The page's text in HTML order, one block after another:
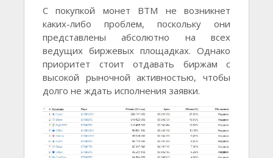
С покупкой монет BTM не возникнет
каких-либо проблем, поскольку они
представлены абсолютно на всех
ведущих биржевых площадках. Однако
приоритет стоит отдавать биржам с
высокой рыночной активностью, чтобы
долго не ждать исполнения заявки.